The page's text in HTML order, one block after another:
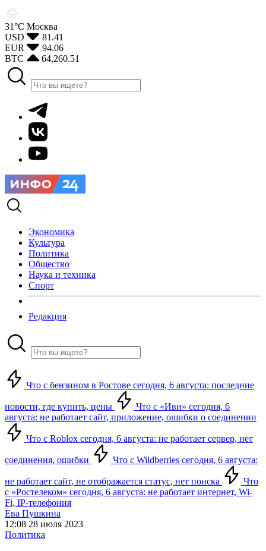
31°С Москва
USD
81.41
EUR
94.06
BTC
64,260.51
Экономика
Культура
Политика
Общество
Наука и техника
Спорт
Редакция
Что с бензином в Ростове сегодня, 6 августа: последние
новости, где купить, цены
Что с «Иви» сегодня, 6
августа: не работает сайт, приложение, ошибки о соединении
Что с Roblox сегодня, 6 августа: не работает сервер, нет
соединения, ошибки Что с Wildberries сегодня, 6 августа:
не работает сайт, не отображается статус, нет поиска
Что
с «Ростелеком» сегодня, 6 августа: не работает интернет, Wi-
Fi, IP-телефония
Ева Пушкина
12:08 28 июля 2023
Политика